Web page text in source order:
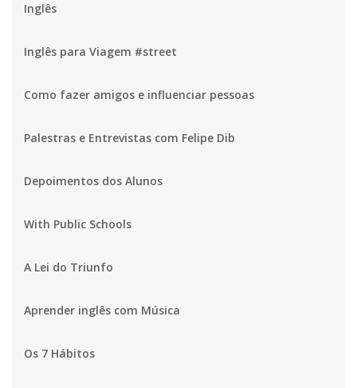
Inglês
Inglês para Viagem #street
Como fazer amigos e influenciar pessoas
Palestras e Entrevistas com Felipe Dib
Depoimentos dos Alunos
With Public Schools
A Lei do Triunfo
Aprender inglês com Música
Os 7 Hábitos